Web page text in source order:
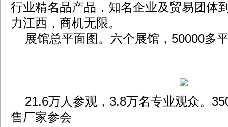
行业精名品产品，知名企业及贸易团体
力江西，商机无限。
展馆总平面图。六个展馆，50000多
21.6万人参观，3.8万名专业观众。
售厂家参会